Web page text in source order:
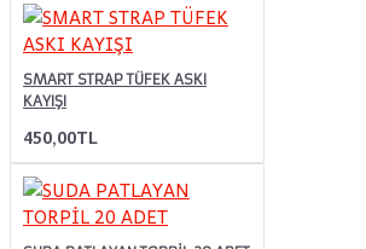
SMART STRAP TÜFEK ASKI
KAYIŞI
450,00TL